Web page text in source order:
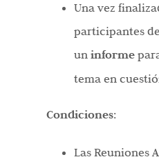
Una vez
participantes
un informe
tema en
Condiciones:
Las Reuniones